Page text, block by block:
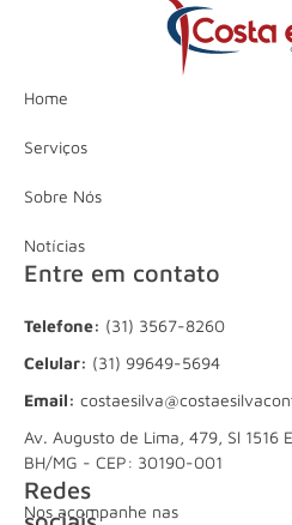
Home
Serviços
Sobre Nós
Notícias
Entre em contato
Telefone: (31) 3567-8260
Celular: (31) 99649-5694
Email:
Av. Augusto de Lima, 479, Sl 1516
BH/MG - CEP: 30190-001
Redes
Nos acompanhe nas